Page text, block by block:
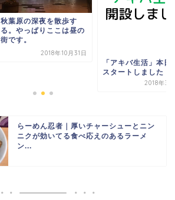
秋葉原の深夜を散歩す
る。やっぱりここは昼の
街です。
2018年10月31日
「アキバ生活」本日
スタートしました！
2018年3
らーめん忍者｜厚いチャーシューとニン
ニクが効いてる食べ応えのあるラーメ
ン...